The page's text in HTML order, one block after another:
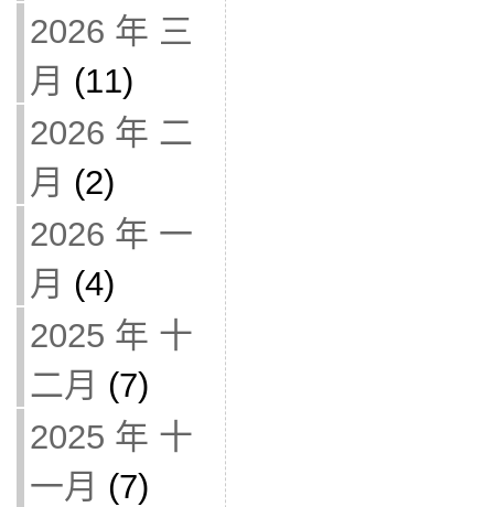
2026 年 三
月 (11)
2026 年 二
月 (2)
2026 年 一
月 (4)
2025 年 十
二月 (7)
2025 年 十
一月 (7)